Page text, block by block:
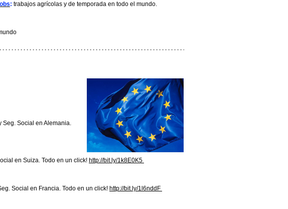
: trabajos agrícolas y de temporada en todo el mundo.
Seg. Social en Alemania.
en Suiza. Todo en un click! http://bit.ly/1k8E0K5
Social en Francia. Todo en un click! http://bit.ly/1l6nddF